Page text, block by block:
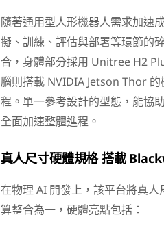
隨著通用型人形機器人需求加速
擬、訓練、評估與部署等環節的
合，身體部分採用 Unitree H2
腦則搭載 NVIDIA Jetson Thor
程。單一參考設計的型態，能協
全面加速整體進程。
真人尺寸硬體規格 搭載
在物理 AI 開發上，該平台將真
算整合為一，硬體亮點包括：